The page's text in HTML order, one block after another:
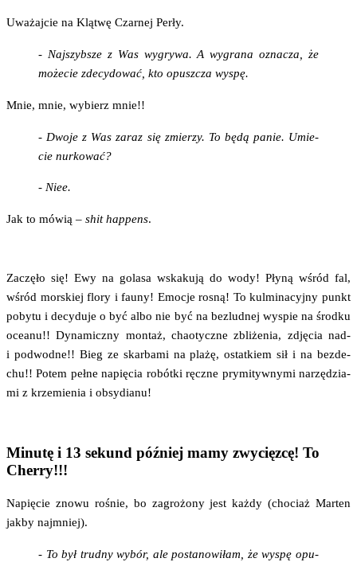
Uwa­żaj­cie na Klą­twę Czar­nej Perły.
- Naj­szyb­sze z Was wygry­wa. A wygra­na ozna­cza, że
może­cie zde­cy­do­wać, kto opusz­cza wyspę.
Mnie, mnie, wybierz mnie!!
- Dwo­je z Was zaraz się zmie­rzy. To będą panie. Umie­
cie nurkować?
- Niee.
Jak to mówią – shit hap­pens.
Zaczę­ło się! Ewy na gola­sa wska­ku­ją do wody! Pły­ną wśród fal,
wśród mor­skiej flo­ry i fau­ny! Emo­cje rosną! To kul­mi­na­cyj­ny punkt
poby­tu i decy­du­je o być albo nie być na bez­lud­nej wyspie na środ­ku
oce­anu!! Dyna­micz­ny mon­taż, cha­otycz­ne zbli­że­nia, zdję­cia nad-
i pod­wod­ne!! Bieg ze skar­ba­mi na pla­żę, ostat­kiem sił i na bez­de­
chu!! Potem peł­ne napię­cia robót­ki ręcz­ne pry­mi­tyw­ny­mi narzę­dzia­
mi z krze­mie­nia i obsydianu!
Minutę i 13 sekund później mamy zwycięzcę! To
Cherry!!!
Napię­cie zno­wu rośnie, bo zagro­żo­ny jest każ­dy (cho­ciaż Mar­ten
jak­by najmniej).
- To był trud­ny wybór, ale posta­no­wi­łam, że wyspę opu­